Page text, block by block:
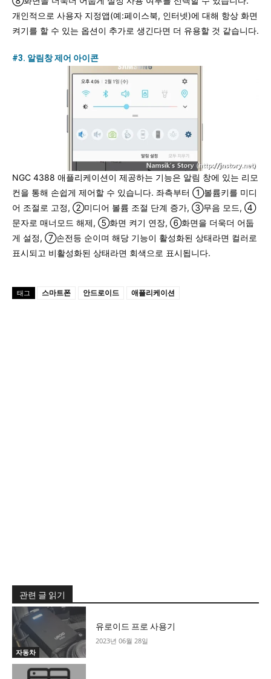
개인적으로 사용자 지정앱(예:페이스북, 인터넷)에 대해 항상 화면
켜기를 할 수 있는 옵션이 추가로 생긴다면 더 유용할 것 같습니다.
#3. 알림창 제어 아이콘
NGC 4388 애플리케이션이 제공하는 기능은 알림 창에 있는 리모
컨을 통해 손쉽게 제어할 수 있습니다. 좌측부터 ①볼륨키를 미디
어 조절로 고정, ②미디어 볼륨 조절 단계 증가, ③무음 모드, ④
문자로 매너모드 해제, ⑤화면 켜기 연장, ⑥화면을 더욱더 어둡
게 설정, ⑦손전등 순이며 해당 기능이 활성화된 상태라면 컬러로
표시되고 비활성화된 상태라면 회색으로 표시됩니다.
태그 스마트폰 안드로이드 애플리케이션
관련 글 읽기
자동차
유로이드 프로 사용기
2023년 06월 28일